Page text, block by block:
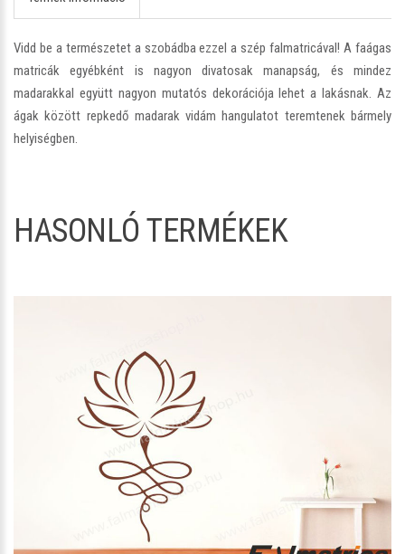
Vidd be a természetet a szobádba ezzel a szép falmatricával! A faágas
matricák egyébként is nagyon divatosak manapság, és mindez
madarakkal együtt nagyon mutatós dekorációja lehet a lakásnak. Az
ágak között repkedő madarak vidám hangulatot teremtenek bármely
helyiségben.
HASONLÓ TERMÉKEK